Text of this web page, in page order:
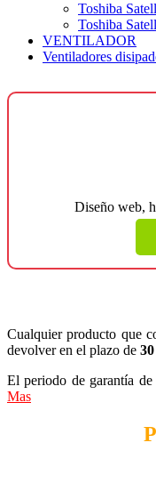
Toshiba
Toshiba
VENTILADOR
Ventiladores
Diseño web,
Cualquier producto que
devolver en el plazo de
El periodo de garantía
Mas